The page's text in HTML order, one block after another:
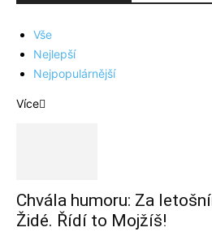
Vše
Nejlepší
Nejpopulárnější
Více
Chvála humoru: Za
Židé. Řídí to Mojžíš!